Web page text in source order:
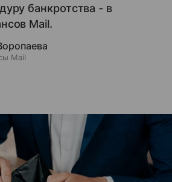
банкротства - в
Mail.
Mail